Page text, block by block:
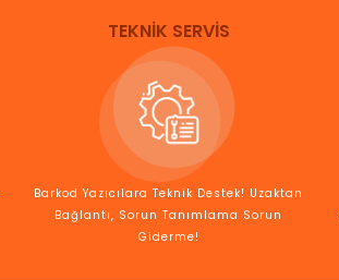
TEKNİK SERVİS
Barkod Yazıcılara Teknik Destek! Uzaktan
Bağlantı, Sorun Tanımlama Sorun
Giderme!